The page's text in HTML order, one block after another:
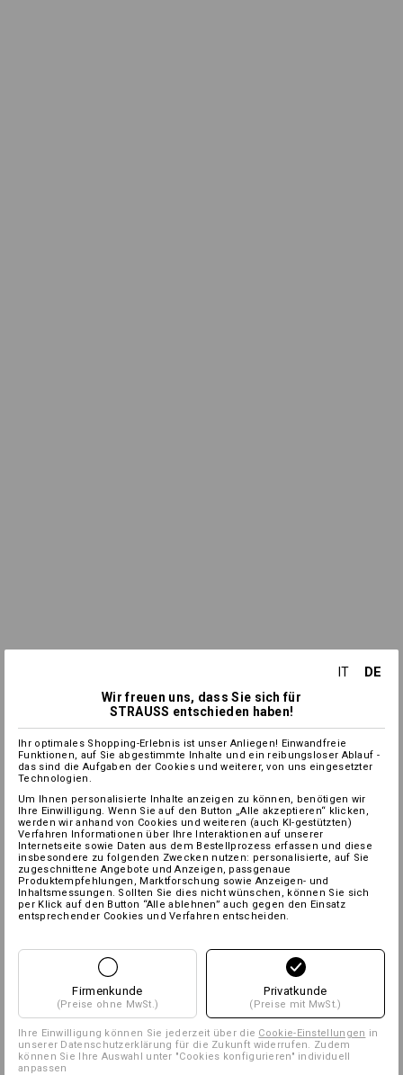
IT DE
Wir freuen uns, dass Sie sich für
STRAUSS entschieden haben!
Ihr optimales Shopping-Erlebnis ist unser Anliegen! Einwandfreie
Funktionen, auf Sie abgestimmte Inhalte und ein reibungsloser Ablauf -
das sind die Aufgaben der Cookies und weiterer, von uns eingesetzter
Technologien.
Um Ihnen personalisierte Inhalte anzeigen zu können, benötigen wir
Ihre Einwilligung. Wenn Sie auf den Button „Alle akzeptieren“ klicken,
werden wir anhand von Cookies und weiteren (auch KI-gestützten)
Verfahren Informationen über Ihre Interaktionen auf unserer
Internetseite sowie Daten aus dem Bestellprozess erfassen und diese
insbesondere zu folgenden Zwecken nutzen: personalisierte, auf Sie
zugeschnittene Angebote und Anzeigen, passgenaue
Produktempfehlungen, Marktforschung sowie Anzeigen- und
Inhaltsmessungen. Sollten Sie dies nicht wünschen, können Sie sich
per Klick auf den Button “Alle ablehnen” auch gegen den Einsatz
entsprechender Cookies und Verfahren entscheiden.
Firmenkunde
(Preise ohne MwSt.)
Privatkunde
(Preise mit MwSt.)
Ihre Einwilligung können Sie jederzeit über die Cookie-Einstellungen in
unserer Datenschutzerklärung für die Zukunft widerrufen. Zudem
können Sie Ihre Auswahl unter "Cookies konfigurieren" individuell
anpassen